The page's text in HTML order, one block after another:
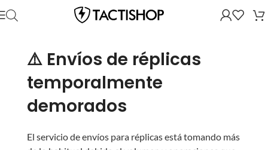
⚠️ Envíos de réplicas
temporalmente
demorados
El servicio de envíos para réplicas está tomando más